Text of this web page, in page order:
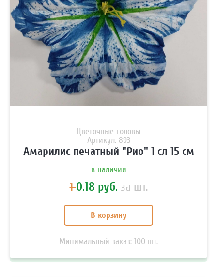
Цветочные головы
Артикул: 893
Амарилис печатный "Рио" 1 сл 15 см
в наличии
10.18 руб. за шт.
В корзину
Минимальный заказ: 100 шт.